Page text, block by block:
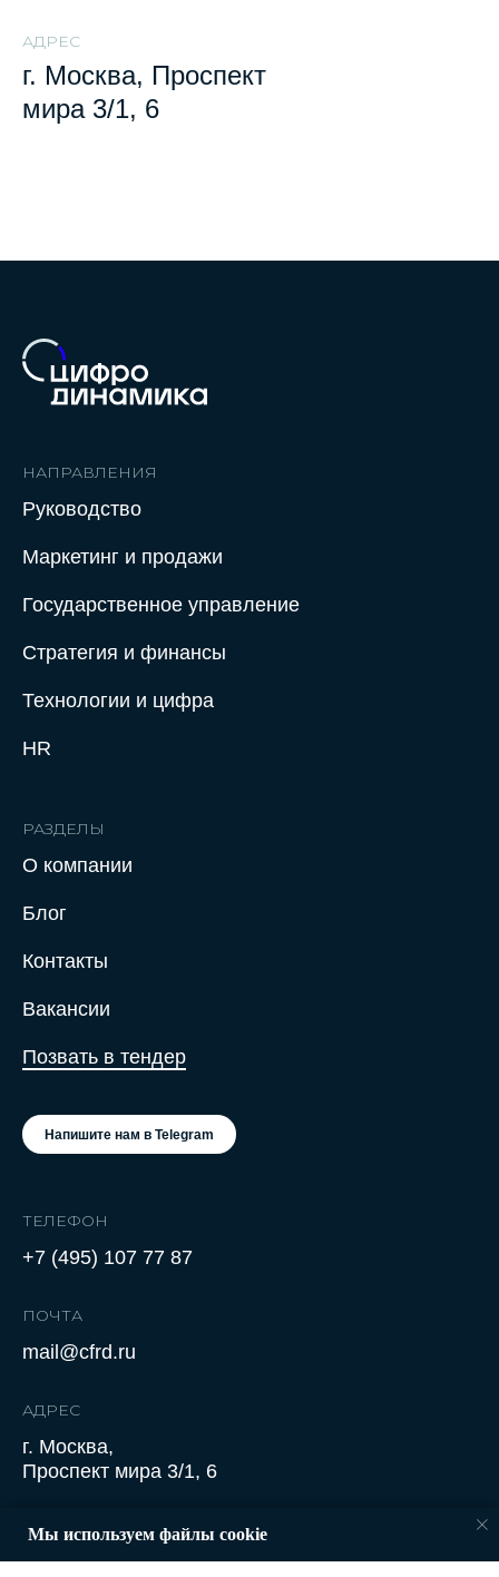
Мы используем файлы cookie
АДРЕС
г. Москва, Проспект
мира 3/1, 6
вы соглашаетесь с Политикой
Руководство
НАПРАВЛЕНИЯ
ТЕЛЕФОН
ПОЧТА
АДРЕС
Маркетинг и продажи
Государственное управление
Стратегия и финансы
Технологии и цифра
HR
+7 (495) 107 77 87
mail@cfrd.ru
г. Москва,
Проспект мира 3/1, 6
О компании
Контакты
Вакансии
Позвать в тендер
РАЗДЕЛЫ
Напишите нам в Telegram
Блог